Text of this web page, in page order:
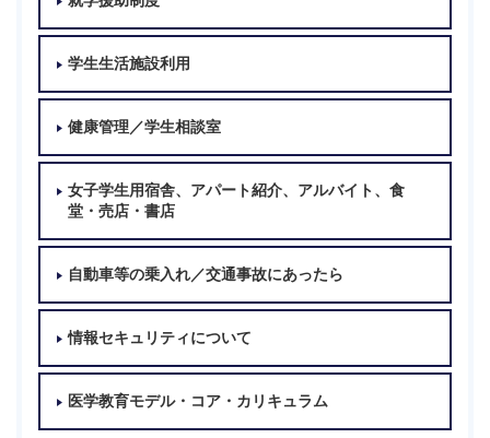
学生生活施設利用
健康管理／学生相談室
女子学生用宿舎、アパート紹介、アルバイト、食
堂・売店・書店
自動車等の乗入れ／交通事故にあったら
情報セキュリティについて
医学教育モデル・コア・カリキュラム